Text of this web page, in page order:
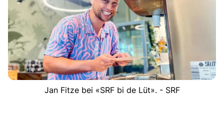
Jan Fitze bei «SRF bi de Lüt». - SRF